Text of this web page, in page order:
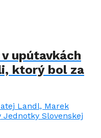
upútavkách
ktorý bol za